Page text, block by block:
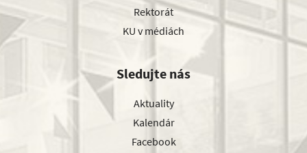
Rektorát
KU v médiách
Sledujte nás
Aktuality
Kalendár
Facebook